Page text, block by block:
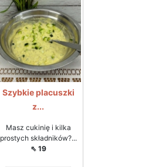
Szybkie placuszki
z...
Masz cukinię i kilka
prostych składników?...
⇖ 19